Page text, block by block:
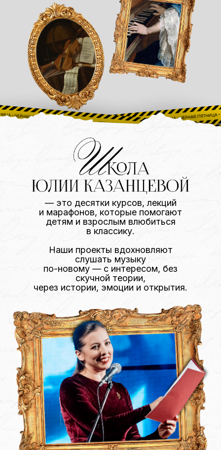
— это десятки курсов, лекций
и марафонов, которые помогают
детям и взрослым влюбиться
в классику.
Наши проекты вдохновляют
слушать музыку
по-новому — с интересом, без
скучной теории,
через истории, эмоции и открытия.